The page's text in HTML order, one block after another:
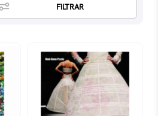
FILTRAR